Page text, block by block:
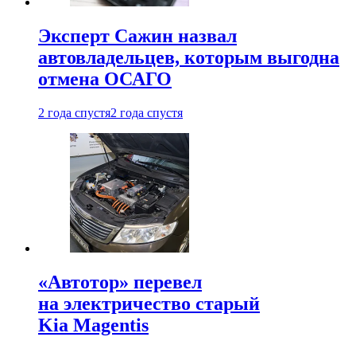
Эксперт Сажин назвал
автовладельцев, которым выгодна
отмена ОСАГО
2 года спустя2 года спустя
«Автотор» перевел
на электричество старый
Kia Magentis